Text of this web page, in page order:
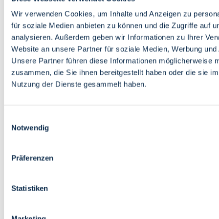
Wir verwenden Cookies, um Inhalte und Anzeigen zu
für soziale Medien anbieten zu können und die Zugriffe auf
analysieren. Außerdem geben wir Informationen zu Ihrer
Website an unsere Partner für soziale Medien, Werbung
Unsere Partner führen diese Informationen möglicherweise
zusammen, die Sie ihnen bereitgestellt haben oder die sie
Nutzung der Dienste gesammelt haben.
Notwendig
Präferenzen
Statistiken
Bildung
Wirtschaft
Wissenschaft
Marktplatz
Bremen barrierefrei
Login
Leichte Sprache
Zur Deutschen Gebärdensprache
English
Leichte Sprache